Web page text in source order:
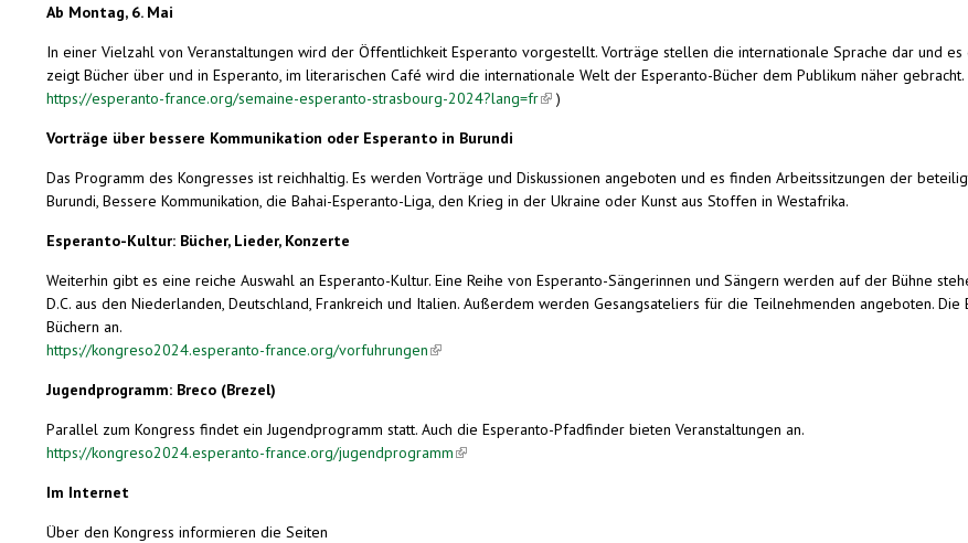
Ab Montag, 6. Mai
In einer Vielzahl von Veranstaltungen wird der Öffentlichkeit Esperanto vorgestellt. Vorträge stellen die internationale Sprache dar und es
zeigt Bücher über und in Esperanto, im literarischen Café wird die internationale Welt der Esperanto-Bücher dem Publikum näher gebracht.
https://esperanto-france.org/semaine-esperanto-strasbourg-2024?lang=fr(link is external)
)
Vorträge über bessere Kommunikation oder Esperanto in Burundi
Das Programm des Kongresses ist reichhaltig. Es werden Vorträge und Diskussionen angeboten und es finden Arbeitssitzungen der
Burundi, Bessere Kommunikation, die Bahai-Esperanto-Liga, den Krieg in der Ukraine oder Kunst aus Stoffen in Westafrika.
Esperanto-Kultur: Bücher, Lieder, Konzerte
Weiterhin gibt es eine reiche Auswahl an Esperanto-Kultur. Eine Reihe von Esperanto-Sängerinnen und Sängern werden auf der Bühne
D.C. aus den Niederlanden, Deutschland, Frankreich und Italien. Außerdem werden Gesangsateliers für die Teilnehmenden angeboten.
Büchern an.
https://kongreso2024.esperanto-france.org/vorfuhrungen(link is external)
Jugendprogramm: Breco (Brezel)
Parallel zum Kongress findet ein Jugendprogramm statt. Auch die Esperanto-Pfadfinder bieten Veranstaltungen an.
https://kongreso2024.esperanto-france.org/jugendprogramm(link is external)
Im Internet
Über den Kongress informieren die Seiten